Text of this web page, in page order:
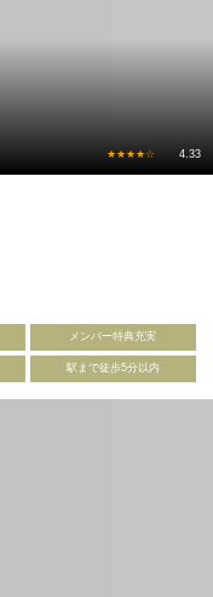
★★★★☆ 4.33
メンバー特典充実
駅まで徒歩5分以内